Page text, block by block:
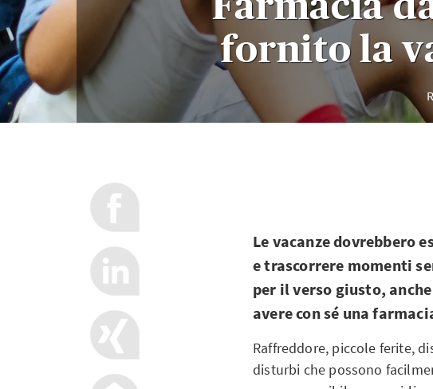
fornito la
Le vacanze dovrebbero
e trascorrere momenti
per il verso giusto,
avere con sé una
Raffreddore, piccole ferite,
disturbi che possono